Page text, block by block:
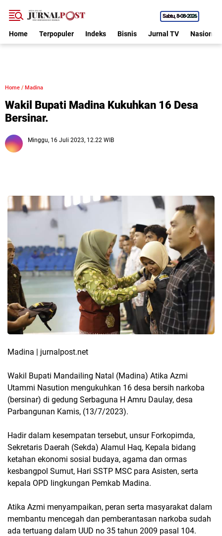
Sabtu 8•08•2026
Home Terpopuler Indeks Bisnis Jurnal TV Nasional
Home / Madina
Wakil Bupati Madina Kukuhkan 16 Desa
Bersinar.
Minggu, 16 Juli 2023, 12.22 WIB
Madina | jurnalpost.net
Wakil Bupati Mandailing Natal (Madina) Atika Azmi
Utammi Nasution mengukuhkan 16 desa bersih narkoba
(bersinar) di gedung Serbaguna H Amru Daulay, desa
Parbangunan Kamis, (13/7/2023).
Hadir dalam kesempatan tersebut, unsur Forkopimda,
Sekretaris Daerah (Sekda) Alamul Haq, Kepala bidang
ketahan ekonomi sosial budaya, agama dan ormas
kesbangpol Sumut, Hari SSTP MSC para Asisten, serta
kepala OPD lingkungan Pemkab Madina.
Atika Azmi menyampaikan, peran serta masyarakat dalam
membantu mencegah dan pemberantasan narkoba sudah
ada tertuang dalam UUD no 35 tahun 2009 pasal 104.